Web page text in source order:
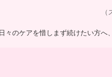
々のケアを惜しまず続けたい方へ